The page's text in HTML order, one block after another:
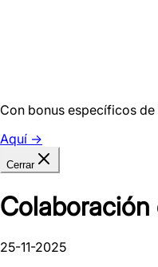
Con bonus específicos
Aquí →
Cerrar
25-11-2025